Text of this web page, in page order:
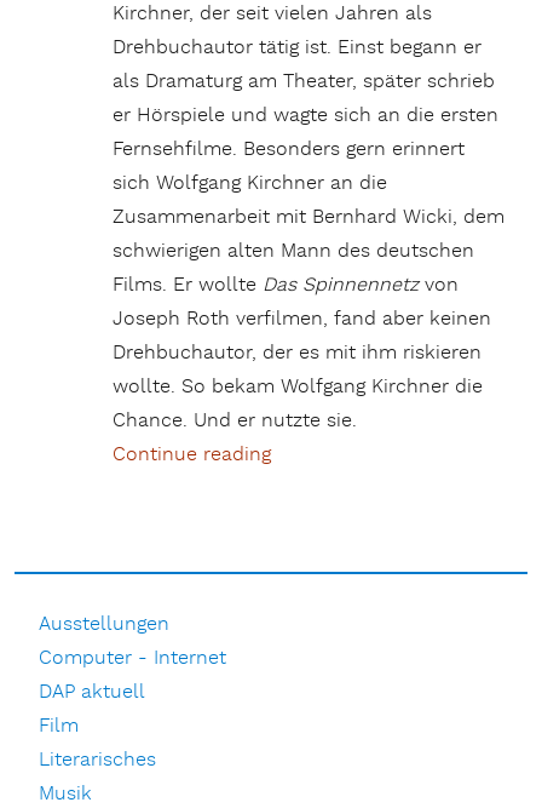
Kirchner, der seit vielen Jahren als
Drehbuchautor tätig ist. Einst begann er
als Dramaturg am Theater, später schrieb
er Hörspiele und wagte sich an die ersten
Fernsehfilme. Besonders gern erinnert
sich Wolfgang Kirchner an die
Zusammenarbeit mit Bernhard Wicki, dem
schwierigen alten Mann des deutschen
Films. Er wollte Das Spinnennetzvon
Joseph Roth verfilmen, fand aber keinen
Drehbuchautor, der es mit ihm riskieren
wollte. So bekam Wolfgang Kirchner die
Chance. Und er nutzte sie.
Continue reading„Geschichten in Bildern
Ausstellungen
Computer - Internet
DAP aktuell
Film
Literarisches
Musik